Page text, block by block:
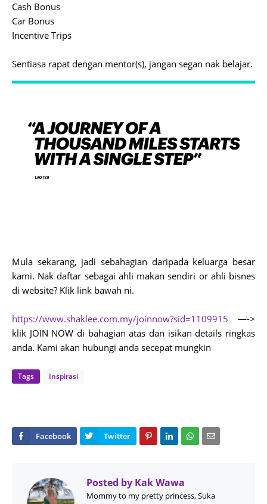
Cash Bonus
Car Bonus
Incentive Trips
Sentiasa rapat dengan mentor(s), jangan segan nak belajar.
Mula sekarang, jadi sebahagian daripada keluarga besar
kami. Nak daftar sebagai ahli makan sendiri or ahli bisnes
di website? Klik link bawah ni.
https://www.shaklee.com.my/joinnow?sid=1109915 —->
klik JOIN NOW di bahagian atas dan isikan details ringkas
anda. Kami akan hubungi anda secepat mungkin
Tags Inspirasi
Posted by Kak Wawa
Mommy to my pretty princess, Suka